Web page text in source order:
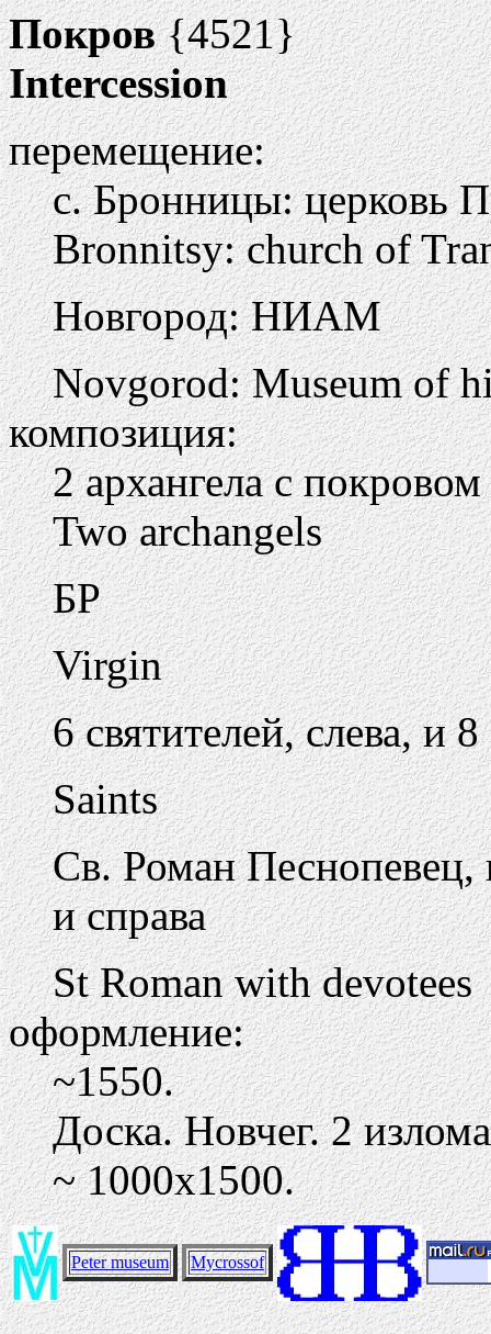
Покров{4521}
Intercession
перемещение:
с. Бронницы: церковь
Bronnitsy: church of
Новгород: НИАМ
Novgorod: Museum of
композиция:
2 архангела с покровом
Two archangels
БР
Virgin
6 святителей, слева, и
Saints
Св. Роман Песнопевец,
и справа
St Roman with devotees
оформление:
~1550.
Доска. Новчег. 2
~ 1000х1500.
Peter museum Mycrossof